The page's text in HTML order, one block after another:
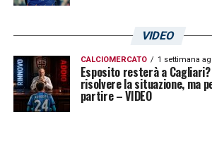
VIDEO
CALCIOMERCATO 1 settimana
Esposito resterà a Cagliari?
risolvere la situazione, ma
partire – VIDEO